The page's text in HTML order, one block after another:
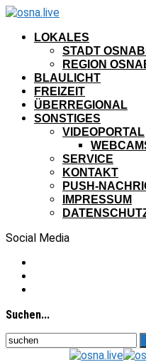
LOKALES
STADT
REGION
BLAULICHT
FREIZEIT
ÜBERREGIONAL
SONSTIGES
VIDEOPORTAL
SERVICE
KONTAKT
PUSH-
IMPRESSUM
Social Media
Suchen...